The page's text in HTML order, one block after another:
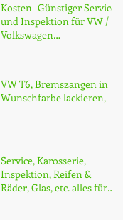
Kosten- Günstiger Service
und Inspektion für VW /
Volkswagen
VW T6, Bremszangen in
Wunschfarbe lackieren,
Service, Karosserie,
Inspektion, Reifen &
Räder, Glas, etc. alles für